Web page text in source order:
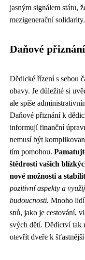
jasným signálem státu,
mezigenerační solidarity.
Daňové
Dědické řízení s sebou
obavy. Je důležité si
ale spíše
Daňové přiznání k
informují finanční
nemusí být
tím pomohou.
štědrosti vašich
nové možnosti a
pozitivní aspekty a
budoucnosti. Mnoho lidí
snů, jako je cestování,
svých dětí. Dědictví tak
otevřít dveře k